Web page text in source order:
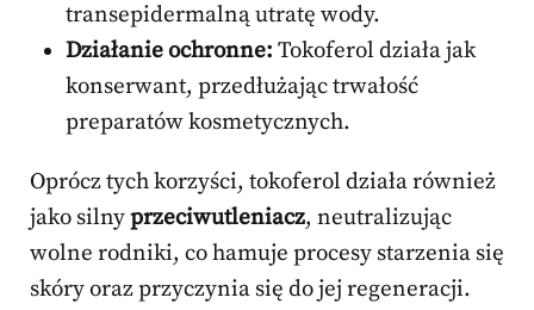
transepidermalną utratę wody.
Działanie ochronne: Tokoferol działa jak
konserwant, przedłużając trwałość
preparatów kosmetycznych.
Oprócz tych korzyści, tokoferol działa również
jako silnyprzeciwutleniacz, neutralizując
wolne rodniki, co hamuje procesy starzenia się
skóry oraz przyczynia się do jej regeneracji.